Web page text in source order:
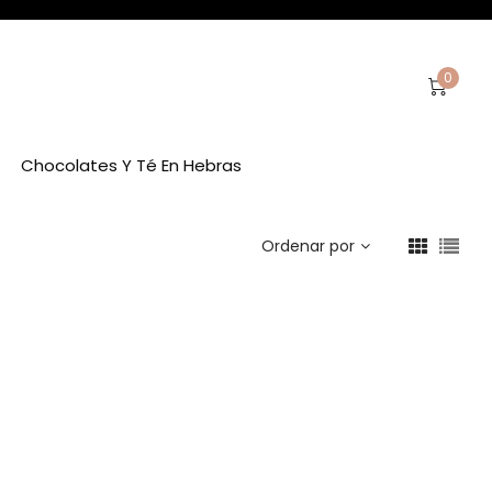
0
Chocolates Y Té En Hebras
Ordenar por